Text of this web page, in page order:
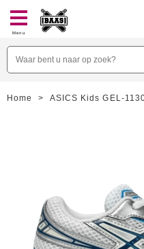
Menu
Home > ASICS Kids GEL-